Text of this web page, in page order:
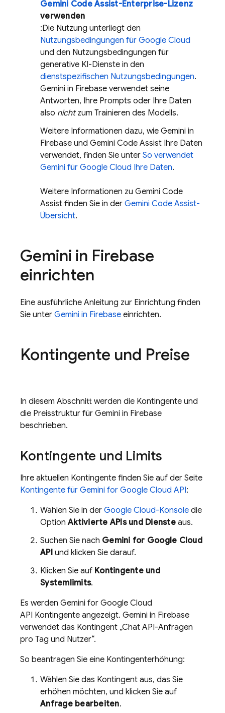
Gemini Code Assist-Enterprise-Lizenz
verwenden
:Die Nutzung unterliegt den
Nutzungsbedingungen für Google Cloud
und den Nutzungsbedingungen für
generative KI-Dienste in den
dienstspezifischen Nutzungsbedingungen.
Gemini in Firebase verwendet seine
Antworten, Ihre Prompts oder Ihre Daten
also nichtzum Trainieren des Modells.
Weitere Informationen dazu, wie Gemini in
Firebase und Gemini Code Assist Ihre Daten
verwendet, finden Sie unter So verwendet
Gemini für Google Cloud Ihre Daten.
Weitere Informationen zu Gemini Code
Assist finden Sie in der Gemini Code Assist-
Übersicht.
Gemini in Firebase
einrichten
Eine ausführliche Anleitung zur Einrichtung finden
Sie unter Gemini in Firebase einrichten.
Kontingente und Preise
In diesem Abschnitt werden die Kontingente und
die Preisstruktur für Gemini in Firebase
beschrieben.
Kontingente und Limits
Ihre aktuellen Kontingente finden Sie auf der Seite
Kontingente für Gemini for Google Cloud API:
Wählen Sie in der Google Cloud-Konsole die
OptionAktivierte APIs und Diensteaus.
Suchen Sie nach Gemini for Google Cloud
APIund klicken Sie darauf.
Klicken Sie auf Kontingente und
Systemlimits.
Es werden Gemini for Google Cloud
API Kontingente angezeigt. Gemini in Firebase
verwendet das Kontingent „Chat API-Anfragen
pro Tag und Nutzer“.
So beantragen Sie eine Kontingenterhöhung:
Wählen Sie das Kontingent aus, das Sie
erhöhen möchten, und klicken Sie auf
Anfrage bearbeiten.